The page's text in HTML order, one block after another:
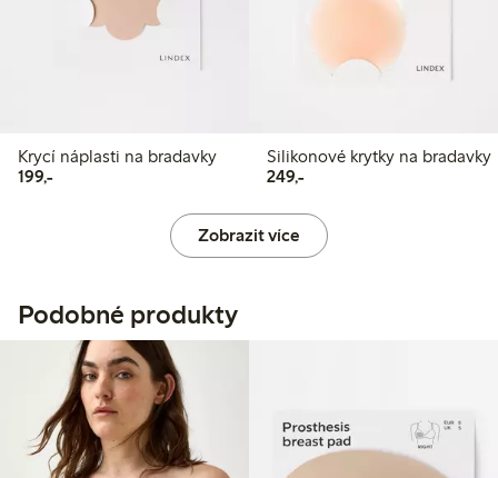
Krycí náplasti na bradavky
199,-199,00 Kč
Silikonové krytky na bradavky
249,-249,00 Kč
Zobrazit více
Podobné produkty